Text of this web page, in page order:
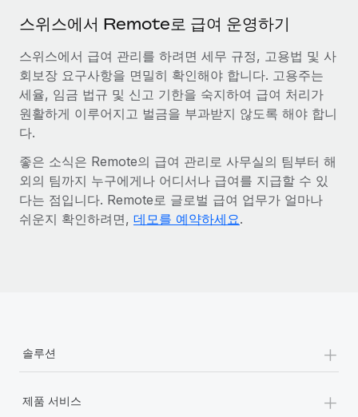
스위스에서 Remote로 급여 운영하기
스위스에서 급여 관리를 하려면 세무 규정, 고용법 및 사
회보장 요구사항을 면밀히 확인해야 합니다. 고용주는
세율, 임금 법규 및 신고 기한을 숙지하여 급여 처리가
원활하게 이루어지고 벌금을 부과받지 않도록 해야 합니
다.
좋은 소식은 Remote의 급여 관리로 사무실의 팀부터 해
외의 팀까지 누구에게나 어디서나 급여를 지급할 수 있
다는 점입니다. Remote로 글로벌 급여 업무가 얼마나
쉬운지 확인하려면, 데모를 예약하세요.
솔루션 +
제품 서비스 +